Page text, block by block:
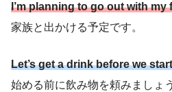
I’m planning to go out with my
家族と出かける予定です。
Let’s get a drink before we
始める前に飲み物を頼みましょ